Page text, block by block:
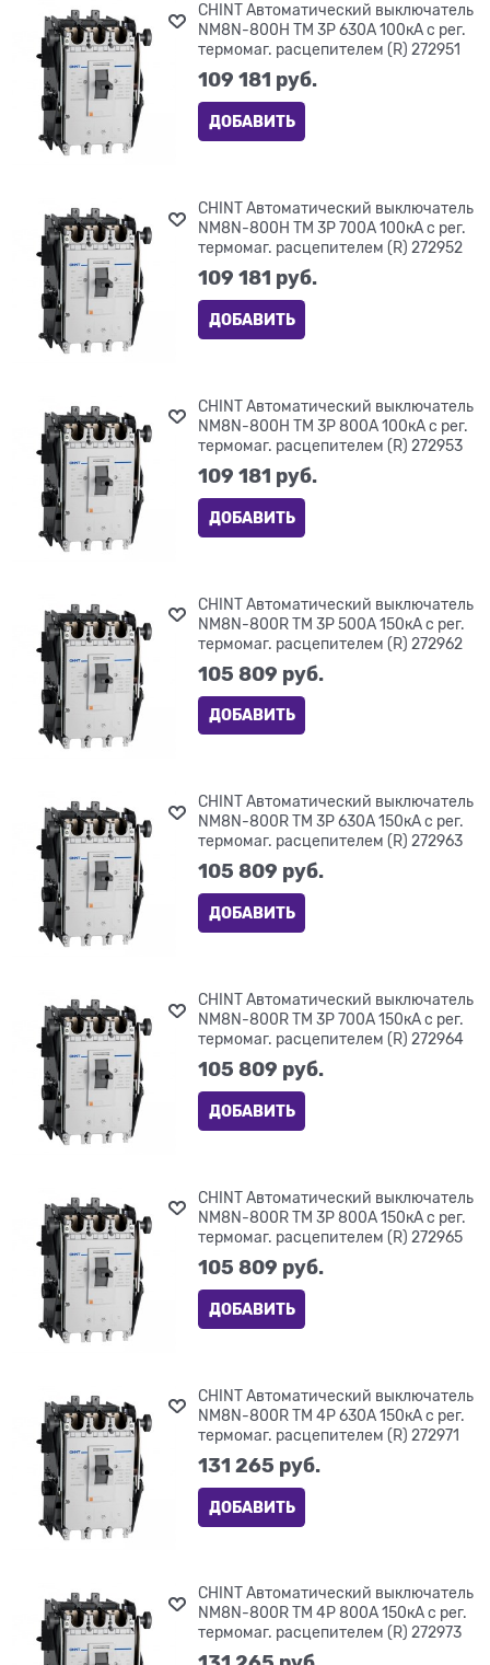
CHINT Автоматический выключатель
NM8N-800H TM 3P 630А 100кА с рег.
термомаг. расцепителем (R) 272951
109 181 руб.
ДОБАВИТЬ
CHINT Автоматический выключатель
NM8N-800H TM 3P 700А 100кА с рег.
термомаг. расцепителем (R) 272952
109 181 руб.
ДОБАВИТЬ
CHINT Автоматический выключатель
NM8N-800H TM 3P 800А 100кА с рег.
термомаг. расцепителем (R) 272953
109 181 руб.
ДОБАВИТЬ
CHINT Автоматический выключатель
NM8N-800R TM 3P 500А 150кА с рег.
термомаг. расцепителем (R) 272962
105 809 руб.
ДОБАВИТЬ
CHINT Автоматический выключатель
NM8N-800R TM 3P 630А 150кА с рег.
термомаг. расцепителем (R) 272963
105 809 руб.
ДОБАВИТЬ
CHINT Автоматический выключатель
NM8N-800R TM 3P 700А 150кА с рег.
термомаг. расцепителем (R) 272964
105 809 руб.
ДОБАВИТЬ
CHINT Автоматический выключатель
NM8N-800R TM 3P 800А 150кА с рег.
термомаг. расцепителем (R) 272965
105 809 руб.
ДОБАВИТЬ
CHINT Автоматический выключатель
NM8N-800R TM 4P 630А 150кА с рег.
термомаг. расцепителем (R) 272971
131 265 руб.
ДОБАВИТЬ
CHINT Автоматический выключатель
NM8N-800R TM 4P 800А 150кА с рег.
термомаг. расцепителем (R) 272973